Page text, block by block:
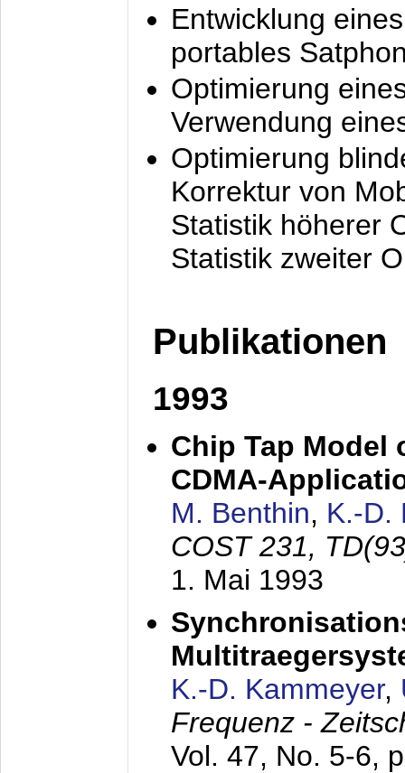
Entwicklung
portables
Optimierung
Verwendung
Optimierung
Korrektur von
Statistik höherer
Statistik zweiter
Publikationen
1993
Chip Tap Model
CDMA-
M. Benthin, K.-D.
COST 231,
1. Mai 1993
K.-D. Kammeyer,
Frequenz -
Vol. 47, No. 5-6,